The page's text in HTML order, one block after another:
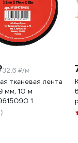
32.6 ₽/м
тканевая лента
мм, 10 м
1